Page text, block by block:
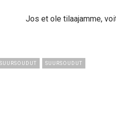
Jos et ole tilaajamme,
SUURSOUDUT